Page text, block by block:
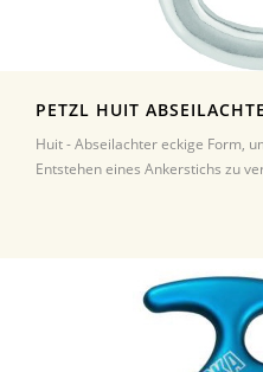
PETZL HUIT
Huit - Abseilachter eckige Form,
Entstehen eines Ankerstichs zu